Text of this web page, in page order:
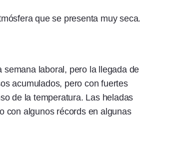
que se presenta muy seca.
laboral, pero la llegada de
acumulados, pero con fuertes
de la temperatura. Las heladas
con algunos récords en algunas